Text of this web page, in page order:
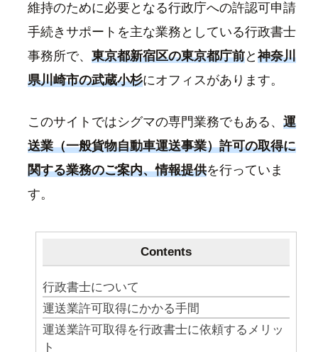
維持のために必要となる行政庁への許認可申請
手続きサポートを主な業務としている行政書士
事務所で、 東京都新宿区の東京都庁前と 神奈川
県川崎市の武蔵小杉にオフィスがあります。
このサイトではシグマの専門業務でもある、 運
送業（一般貨物自動車運送事業）許可の取得に
関する業務のご案内、情報提供を行っていま
す。
Contents
行政書士について
運送業許可取得にかかる手間
運送業許可取得を行政書士に依頼するメリッ
ト